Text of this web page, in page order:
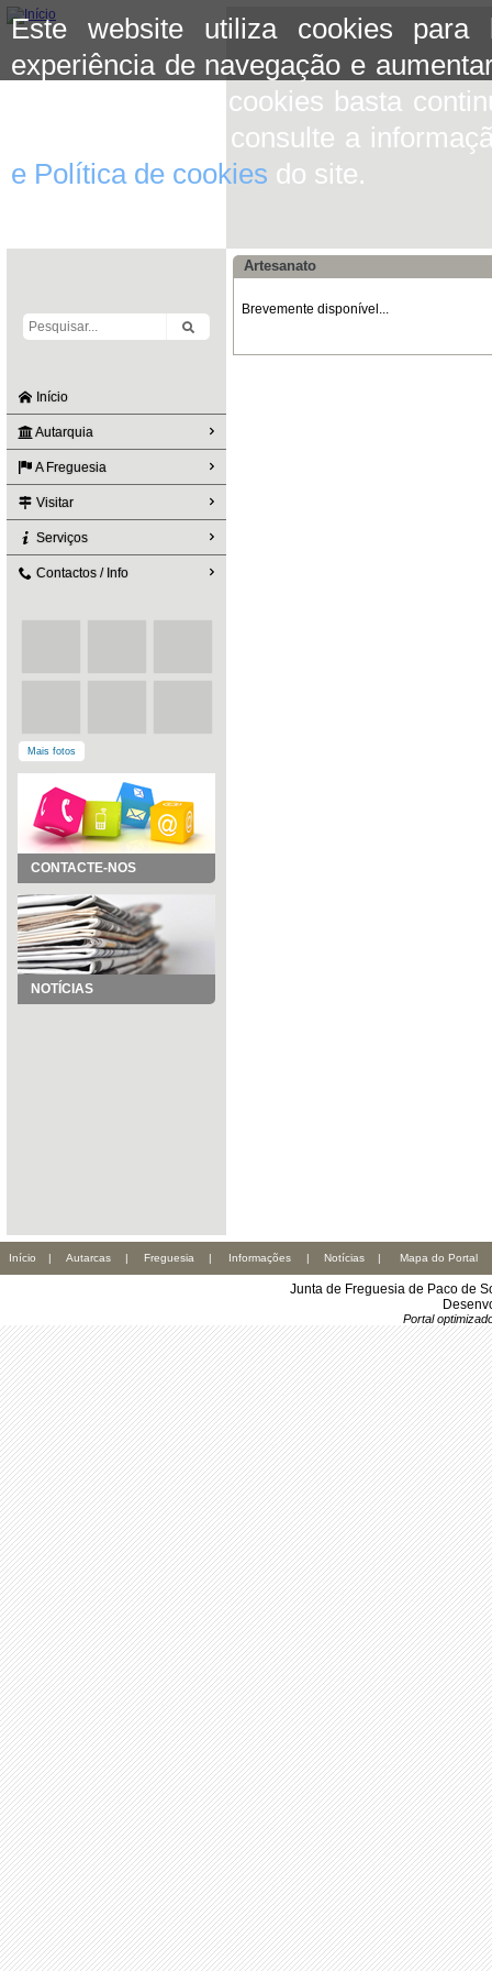
Este website utiliza cookies para
experiência de navegação e
aceitar o uso de cookies basta
mais informação consulte a
e Política de cookies do site.
Início
Autarquia
A Freguesia
Visitar
Serviços
Contactos / Info
Mais fotos
CONTACTE-NOS
NOTÍCIAS
Artesanato
Brevemente disponível...
Início | Autarcas | Freguesia | Informações | Notícias | Mapa do Portal
Junta de Freguesia de Paco de
Portal